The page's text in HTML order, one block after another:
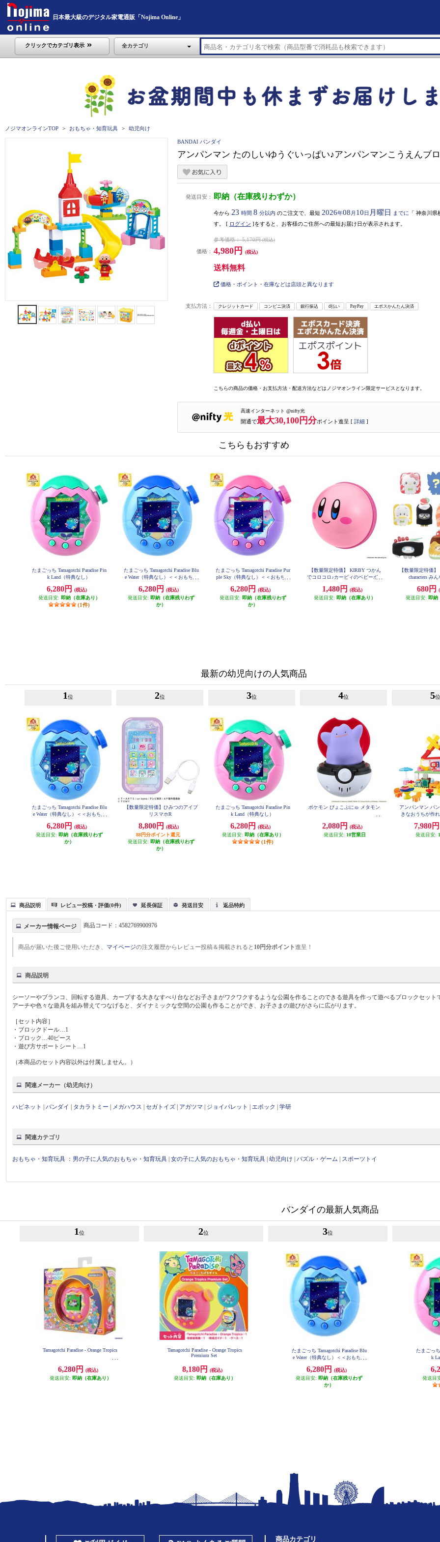
日本最大級のデジタル家電通販「Nojima Online」
クリックでカテゴリ表示 全カテゴリ
ノジマオンラインTOP おもちゃ・知育玩具 幼児向け
BANDAI バンダイ
アンパンマン たのしいゆうぐいっぱい♪アンパンマンこうえんブ
発送目安： 即納（在庫残りわずか）
今から 23 時間 8 分以内 のご注文で、最短 2026年08 月 10日 月曜日 までに 「 神奈川県
す。 [ ログイン ]をすると、お客様のご住所への最短お届け日が表示されます。
価格：
参考価格： 5,170円(税込)
4,980円 (税込)
送料無料
価格・ポイント・在庫などは店頭と異なります
支払方法： クレジットカード コンビニ決済 銀行振込 d払い PayPay エポスかんたん決済
こちらの商品の価格・お支払方法・配送方法などはノジマオンライン限定サービスとなります。
高速インターネット @nifty光
開通で最大30,100円分ポイント進呈 [ 詳細 ]
こちらもおすすめ
たまごっち Tamagotchi Paradise Pin
k Land（特典なし）
6,280円
(税込)
発送目安: 即納（在庫あり）
(1件)
たまごっち Tamagotchi Paradise Blu
e Water（特典なし）＜＜おもちゃ
6,280円
(税込)
発送目安: 即納（在庫残りわず
か）
たまごっち Tamagotchi Paradise Pur
ple Sky（特典なし）＜＜おもちゃ
6,280円
(税込)
発送目安: 即納（在庫残りわず
か）
【数量限定特価】 KIRBY つかん
でコロコロ♪カービィのベビーボー
1,480円
(税込)
発送目安: 即納（在庫あり）
【数量限定特価
characters み
680円
発送目安: 即納
最新の幼児向けの人気商品
1 位
たまごっち Tamagotchi Paradise Blu
e Water（特典なし）＜＜おもちゃ
6,280円
(税込)
発送目安: 即納（在庫残りわず
か）
2位
【数量限定特価】ひみつのアイプ
リスマホR
8,800円
(税込)
88円分ポイント還元
発送目安: 即納（在庫残りわず
か）
3位
たまごっち Tamagotchi Paradise Pin
k Land（特典なし）
6,280円
(税込)
発送目安: 即納（在庫あり）
(1件)
4位
ポケモン ぴょこぷにゅ メタモン
2,080円
(税込)
発送目安: 10営業日
5位
アンパンマン パ
きなおうちが作
7,980
発送目安:
商品説明 レビュー投稿・評価(0件) 延長保証 発送目安 返品特約
メーカー情報ページ 商品コード：4582769900976
商品が届いた後ご使用いただき、 マイページの注文履歴からレビュー投稿＆掲載されると 10円分ポイント進呈！
商品説明
シーソーやブランコ、回転する遊具、カーブする大きなすべり台などお子さまがワクワクするような公園を作ることのできる遊具を作って遊べるブロックセット
アーチや色々な遊具を組み替えてつなげると、ダイナミックな空間の公園も作ることができ、お子さまの遊びがさらに広がります。
［セット内容］
・ブロックドール…1
・ブロック…40ピース
・遊び方サポートシート…1
（本商品のセット内容以外は付属しません。）
関連メーカー（幼児向け）
ハピネット |バンダイ タカラトミー メガハウス |セガトイズ アガツマ ジョイパレット エポック |学研
関連カテゴリ
おもちゃ・知育玩具 ： 男の子に人気のおもちゃ・知育玩具 |女の子に人気のおもちゃ・知育玩具 |幼児向け |パズル・ゲーム スポーツトイ
バンダイの最新人気商品
1 位
Tamagotchi Paradise - Orange Tropics
6,280円
(税込)
発送目安: 即納（在庫あり）
2位
Tamagotchi Paradise - Orange Tropics
Premium Set
8,180円
(税込)
発送目安: 即納（在庫あり）
3位
たまごっち Tamagotchi Paradise Blu
e Water（特典なし）＜＜おもちゃ
6,280円
(税込)
発送目安: 即納（在庫残りわず
か）
たまごっち
k
発送目
商品カテゴリ